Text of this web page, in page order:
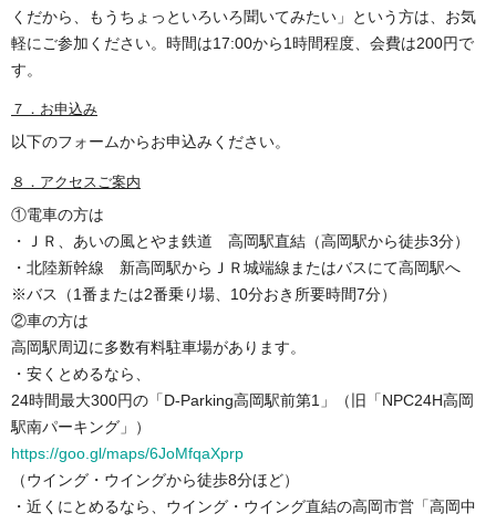
くだから、もうちょっといろいろ聞いてみたい」という方は、お気
軽にご参加ください。時間は17:00から1時間程度、会費は200円で
す。
７．お申込み
以下のフォームからお申込みください。
８．アクセスご案内
①電車の方は
・ＪＲ、あいの風とやま鉄道 高岡駅直結（高岡駅から徒歩3分）
・北陸新幹線 新高岡駅からＪＲ城端線またはバスにて高岡駅へ
※バス（1番または2番乗り場、10分おき所要時間7分）
②車の方は
高岡駅周辺に多数有料駐車場があります。
・安くとめるなら、
24時間最大300円の「D-Parking高岡駅前第1」（旧「NPC24H高岡
駅南パーキング」）
https://goo.gl/maps/6JoMfqaXprp
（ウイング・ウイングから徒歩8分ほど）
・近くにとめるなら、ウイング・ウイング直結の高岡市営「高岡中